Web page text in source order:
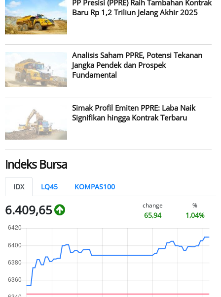
PP Presisi (PPRE) Raih Tambahan Kontrak
Baru Rp 1,2 Triliun Jelang Akhir 2025
Analisis Saham PPRE, Potensi Tekanan
Jangka Pendek dan Prospek
Fundamental
Simak Profil Emiten PPRE: Laba Naik
Signifikan hingga Kontrak Terbaru
Indeks Bursa
IDX LQ45 KOMPAS100
6.409,65 change
65,94
%
1,04%